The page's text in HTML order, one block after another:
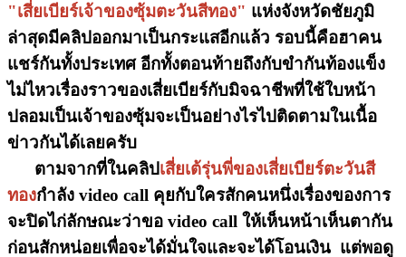
"เสี่ยเบียร์เจ้าของซุ้มตะวันสีทอง" แห่งจังหวัดชัยภูมิ
ล่าสุดมีคลิปออกมาเป็นกระแสอีกแล้ว รอบนี้คือฮาคน
แชร์กันทั้งประเทศ อีกทั้งตอนท้ายถึงกับขำกันท้องแข็ง
ไม่ไหวเรื่องราวของเสี่ยเบียร์กับมิจฉาชีพที่ใช้ใบหน้า
ปลอมเป็นเจ้าของซุ้มจะเป็นอย่างไรไปติดตามในเนื้อ
ข่าวกันได้เลยครับ
ตามจากที่ในคลิปเสี่ยเต้รุ่นพี่ของเสี่ยเบียร์ตะวันสี
ทองกำลัง video call คุยกับใครสักคนหนึ่งเรื่องของการ
จะปิดไก่ลักษณะว่าขอ video call ให้เห็นหน้าเห็นตากัน
ก่อนสักหน่อยเพื่อจะได้มั่นใจและจะได้โอนเงิน แต่พอดู